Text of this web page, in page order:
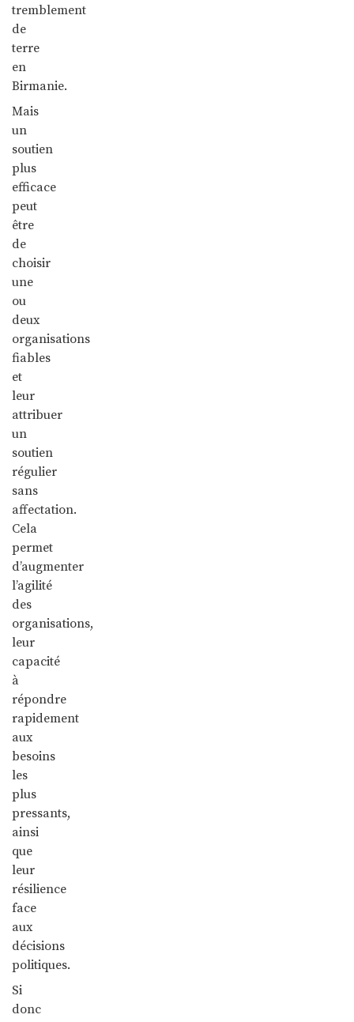
tremblement
de
terre
en
Birmanie.
Mais
un
soutien
plus
efficace
peut
être
de
choisir
une
ou
deux
organisations
fiables
et
leur
attribuer
un
soutien
régulier
sans
affectation.
Cela
permet
d’augmenter
l’agilité
des
organisations,
leur
capacité
à
répondre
rapidement
aux
besoins
les
plus
pressants,
ainsi
que
leur
résilience
face
aux
décisions
politiques.
Si
donc